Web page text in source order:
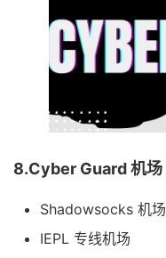
8.Cyber Guard 机场
Shadowsocks 机场
IEPL 专线机场